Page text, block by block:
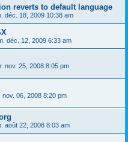
reverts to default language
déc. 18, 2009 10:38 am
déc. 12, 2009 6:33 am
nov. 25, 2008 8:05 pm
nov. 06, 2008 8:20 pm
août 22, 2008 8:03 am